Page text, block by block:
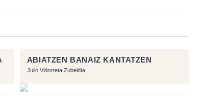
ABIATZEN BANAIZ KANTATZEN
Julio Vidorreta Zubeldía